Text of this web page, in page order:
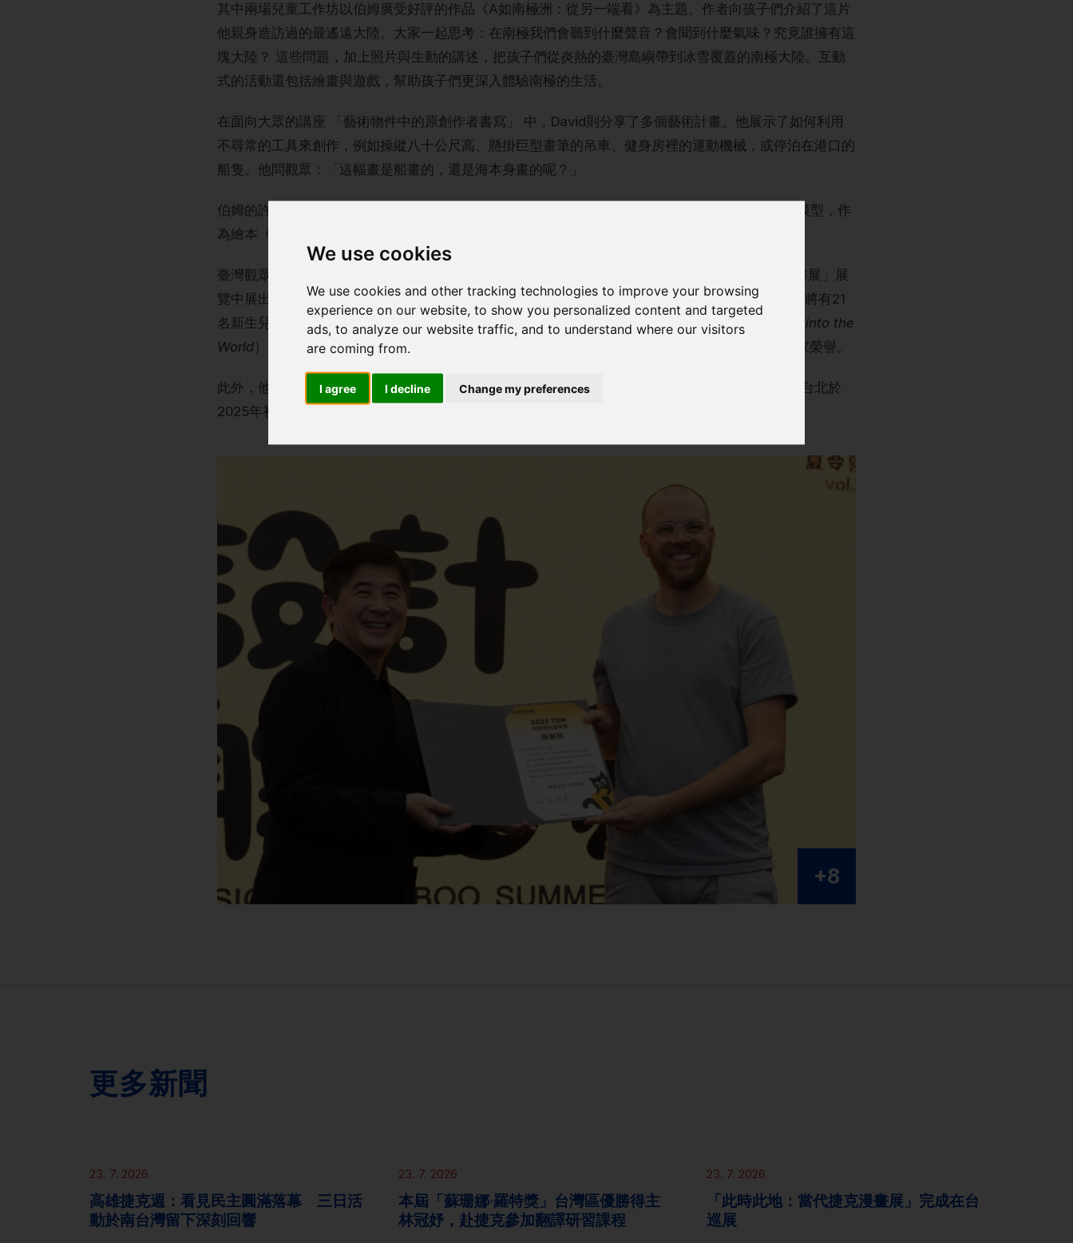
We use cookies
We use cookies and other tracking technologies to improve your browsing
experience on our website, to show you personalized content and targeted
ads, to analyze our website traffic, and to understand where our visitors
are coming from.
I agree I decline Change my preferences
其中兩場兒童工作坊以伯姆廣受好評的作品《A如南極洲：從另一端看》為主題。作者向孩子們介紹了這片
他親身造訪過的最遙遠大陸。大家一起思考：在南極我們會聽到什麼聲音？會聞到什麼氣味？究竟誰擁有這
塊大陸？ 這些問題，加上照片與生動的講述，把孩子們從炎熱的臺灣島嶼帶到冰雪覆蓋的南極大陸。互動
式的活動還包括繪畫與遊戲，幫助孩子們更深入體驗南極的生活。
在面向大眾的講座 「藝術物件中的原創作者書寫」 中，David則分享了多個藝術計畫。他展示了如何利用
不尋常的工具來創作，例如操縱八十公尺高、懸掛巨型畫筆的吊車、健身房裡的運動機械，或停泊在港口的
船隻。他問觀眾：「這幅畫是船畫的，還是海本身畫的呢？」
伯姆的許多作品是與好友兼藝術夥伴Jiří Franta共同完成的。他們也曾合作製作了多個細緻的城市模型，作
為繪本《給每個人的城市》的一部分，探討現代城市的議題。
臺灣觀眾對David Böhm的創作其實並不陌生。他的書籍曾在不只是圖書館舉辦的「捷克最美麗的書展」展
覽中展出，其中包括《腦袋裡的腦袋》（Hlava v hlavě）以及《現在。當你讀完這句話，地球上又將有21
名新生兒誕生》（Now. By the Time You’ve Read This Sentence, 21 Children will Have Come into the
World）。憑藉這部作品，Böhm獲得了 2023年捷克大設計獎（Czech Grand Design）年度插畫家榮譽。
此外，他的插畫也收錄於捷克短篇小說選集《外在所缺乏的，內心尋覓不著》這本文集由捷克中心台北於
2025年初出版，專為臺灣讀者呈現捷克當代文學。
更多新聞
23. 7. 2026
高雄捷克週：看見民主圓滿落幕 三日活
動於南台灣留下深刻回響
23. 7. 2026
本屆「蘇珊娜‧羅特獎」台灣區優勝得主
林冠妤，赴捷克參加翻譯研習課程
23. 7. 2026
「此時此地：當代捷克漫畫展」完成在台
巡展